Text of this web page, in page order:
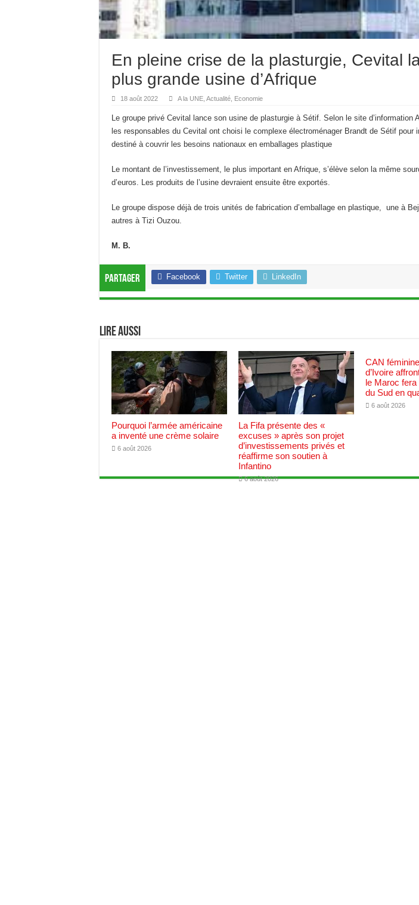
En pleine crise de la plasturgie, Cevital
plus grande usine d’Afrique
18 août 2022 A la UNE Actualité Economie
Le groupe privé Cevital lance son usine de plasturgie à Sétif. Selon le site d’information
les responsables du Cevital ont choisi le complexe électroménager Brandt de Sétif pour
destiné à couvrir les besoins nationaux en emballages plastique
Le montant de l’investissement, le plus important en Afrique, s’élève selon la même
d’euros. Les produits de l’usine devraient ensuite être exportés.
Le groupe dispose déjà de trois unités de fabrication d’emballage en plastique, une à
autres à Tizi Ouzou.
M. B.
Partager Facebook Twitter LinkedIn
Lire aussi
Pourquoi l’armée américaine
a inventé une crème solaire
6 août 2026
La Fifa présente des «
excuses » après son projet
d’investissements privés et
réaffirme son soutien à
Infantino
6 août 2026
CAN
d’Ivoire
le Maroc fera
du Sud en
6 août 2026